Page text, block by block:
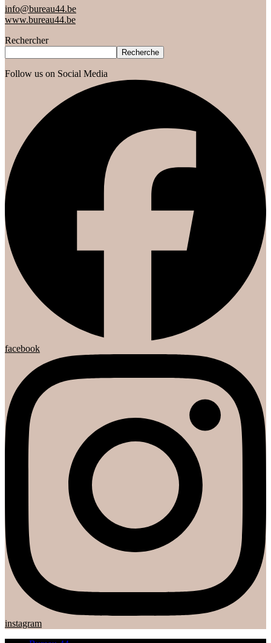
info@bureau44.be
www.bureau44.be
Rechercher
Recherche
Follow us on Social Media
facebook
instagram